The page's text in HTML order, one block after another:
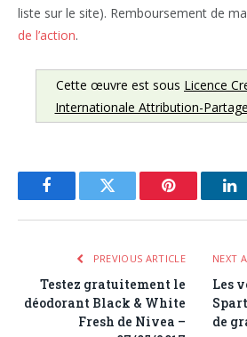
liste sur le site). Remboursement de
de l’action.
Cette œuvre est sous Licence
Internationale Attribution-
FacebookTwitter Pinterest
PREVIOUS ARTICLE
Testez gratuitement le
déodorant Black & White
Fresh de Nivea –
NEXT
Les
de